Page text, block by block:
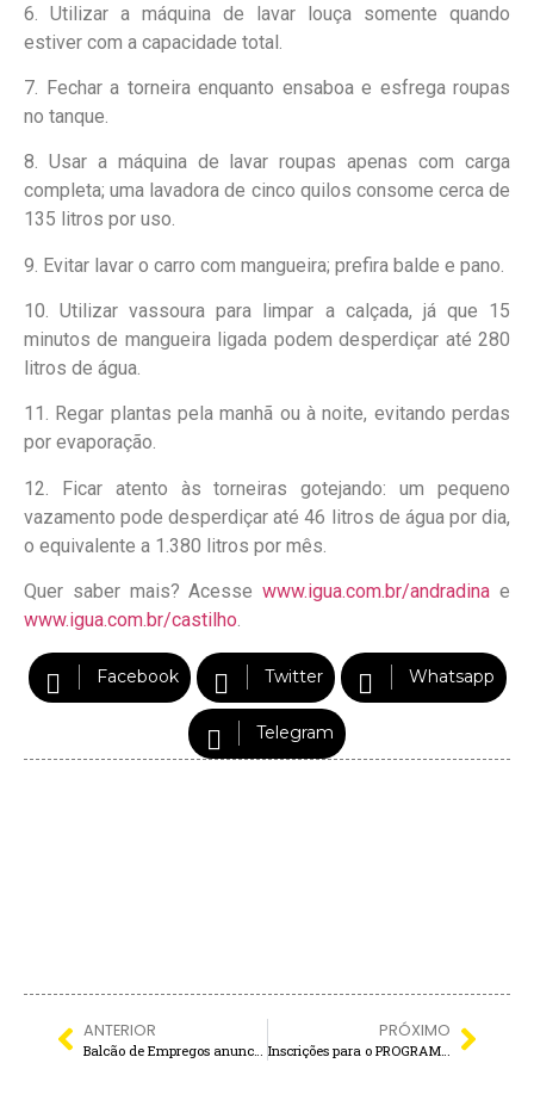
6. Utilizar a máquina de lavar louça somente quando
estiver com a capacidade total.
7. Fechar a torneira enquanto ensaboa e esfrega roupas
no tanque.
8. Usar a máquina de lavar roupas apenas com carga
completa; uma lavadora de cinco quilos consome cerca de
135 litros por uso.
9. Evitar lavar o carro com mangueira; prefira balde e pano.
10. Utilizar vassoura para limpar a calçada, já que 15
minutos de mangueira ligada podem desperdiçar até 280
litros de água.
11. Regar plantas pela manhã ou à noite, evitando perdas
por evaporação.
12. Ficar atento às torneiras gotejando: um pequeno
vazamento pode desperdiçar até 46 litros de água por dia,
o equivalente a 1.380 litros por mês.
Quer saber mais? Acessewww.igua.com.br/andradina e
www.igua.com.br/castilho.
Facebook Twitter Whatsapp
Telegram
ANTERIOR PRÓXIMO
Inscrições para o PROGRAMA TRAMPOLIM 60+ encerram na próxima terça. Veja como se inscrever